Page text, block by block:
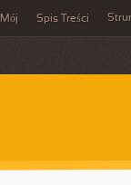
Mój Spis Treści